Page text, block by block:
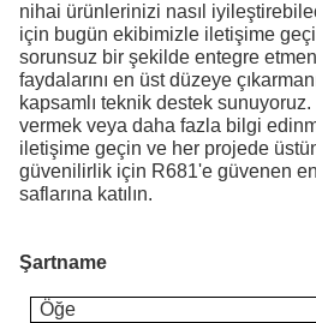
nihai ürünlerinizi nasıl
için bugün ekibimizle iletişime
sorunsuz bir şekilde entegre
faydalarını en üst düzeye
kapsamlı teknik destek
vermek veya daha fazla bilgi
iletişime geçin ve her projede
güvenilirlik için R681'e güvenen
saflarına katılın.
Şartname
Öğe